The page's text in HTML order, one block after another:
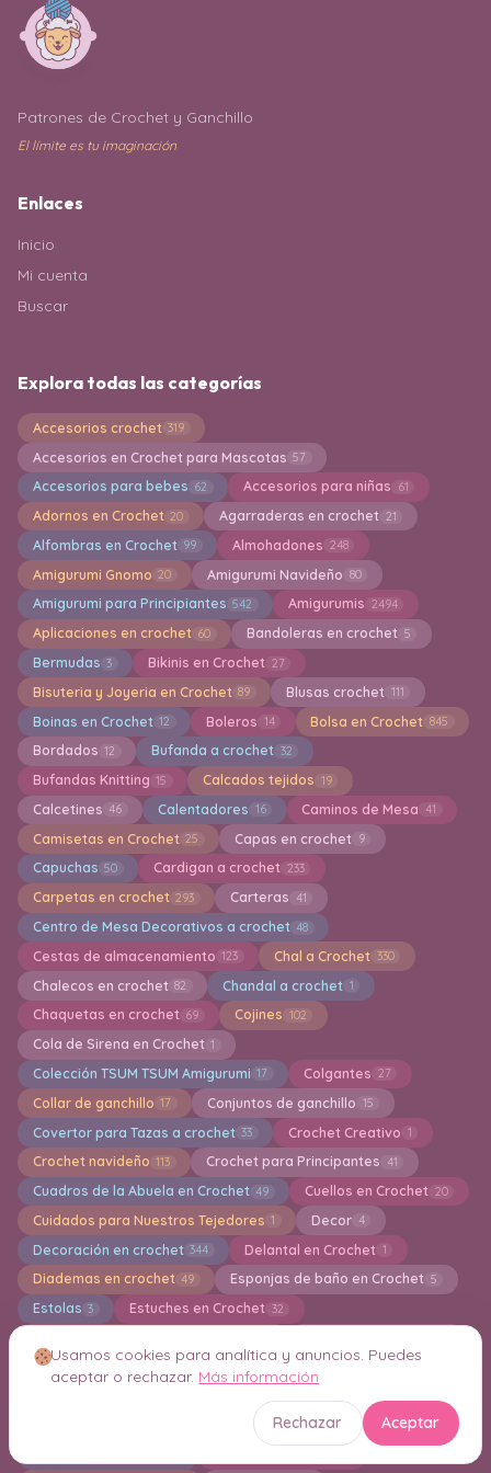
Patrones de Crochet y Ganchillo
El límite es tu imaginación
Enlaces
Inicio
Mi cuenta
Buscar
Explora todas las categorías
Accesorios crochet 319
Accesorios en Crochet para Mascotas 57
Accesorios para bebes 62 Accesorios para niñas 61
Adornos en Crochet 20 Agarraderas en crochet 21
Alfombras en Crochet 99 Almohadones 248
Amigurumi Gnomo 20 Amigurumi Navideño 80
Amigurumi para Principiantes 542 Amigurumis 2494
Aplicaciones en crochet 60 Bandoleras en crochet 5
Bermudas 3 Bikinis en Crochet 27
Bisuteria y Joyeria en Crochet 89 Blusas crochet 111
Boinas en Crochet 12 Boleros 14 Bolsa en Crochet 845
Bordados 12 Bufanda a crochet 32
Bufandas Knitting 15 Calcados tejidos 19
Calcetines 46 Calentadores 16 Caminos de Mesa 41
Camisetas en Crochet 25 Capas en crochet 9
Capuchas 50 Cardigan a crochet 233
Carpetas en crochet 293 Carteras 41
Centro de Mesa Decorativos a crochet 48
Cestas de almacenamiento 123 Chal a Crochet 330
Chalecos en crochet 82 Chandal a crochet 1
Chaquetas en crochet 69 Cojines 102
Cola de Sirena en Crochet 1
Colección TSUM TSUM Amigurumi 17 Colgantes 27
Collar de ganchillo 17 Conjuntos de ganchillo 15
Covertor para Tazas a crochet 33 Crochet Creativo 1
Crochet navideño 113 Crochet para Principantes 41
Cuadros de la Abuela en Crochet 49 Cuellos en Crochet 20
Cuidados para Nuestros Tejedores 1 Decor 4
Decoración en crochet 344 Delantal en Crochet 1
Diademas en crochet 49 Esponjas de baño en Crochet 5
Estolas 3 Estuches en Crochet 32
Free patterns amigurumi Fundas en Crochet
Usamos cookies para analítica y anuncios. Puedes
aceptar o rechazar. Más información
Rechazar Aceptar